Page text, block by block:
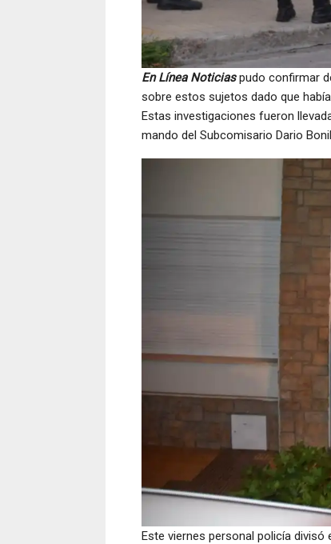
En Línea Noticiaspudo confirmar
sobre estos sujetos dado que
Estas investigaciones fueron
mando del Subcomisario Dario
Este viernes personal policía divisó